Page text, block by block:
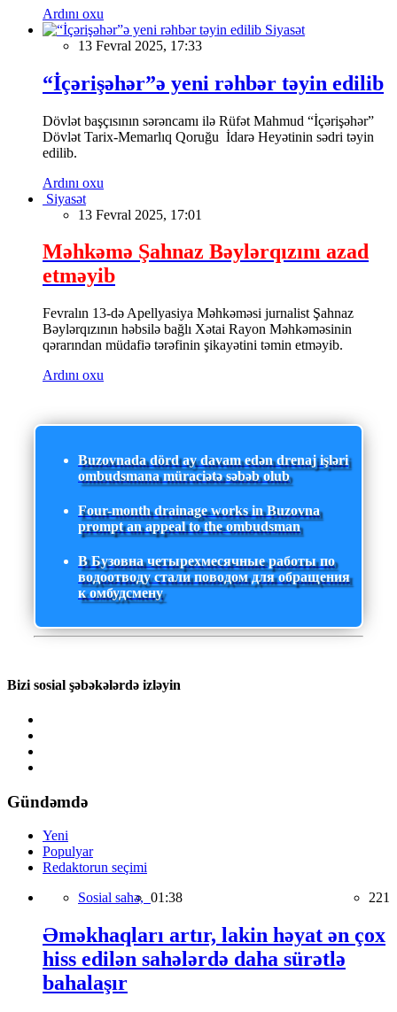
Ardını oxu
Siyasət
13 Fevral 2025, 17:33
“İçərişəhər”ə yeni rəhbər təyin edilib
Dövlət başçısının sərəncamı ilə Rüfət Mahmud “İçərişəhər”
Dövlət Tarix-Memarlıq Qoruğu İdarə Heyətinin sədri təyin
edilib.
Ardını oxu
Siyasət
13 Fevral 2025, 17:01
Məhkəmə Şahnaz Bəylərqızını azad
etməyib
Fevralın 13-də Apellyasiya Məhkəməsi jurnalist Şahnaz
Bəylərqızının həbsilə bağlı Xətai Rayon Məhkəməsinin
qərarından müdafiə tərəfinin şikayətini təmin etməyib.
Ardını oxu
Buzovnada dörd ay davam edən drenaj işləri
ombudsmana müraciətə səbəb olub
Four-month drainage works in Buzovna
prompt an appeal to the ombudsman
В Бузовна четырехмесячные работы по
водоотводу стали поводом для обращения
к омбудсмену
Bizi sosial şəbəkələrdə izləyin
Gündəmdə
Yeni
Populyar
Redaktorun seçimi
Sosial sahə, 01:38 221
Əməkhaqları artır, lakin həyat ən çox
hiss edilən sahələrdə daha sürətlə
bahalaşır